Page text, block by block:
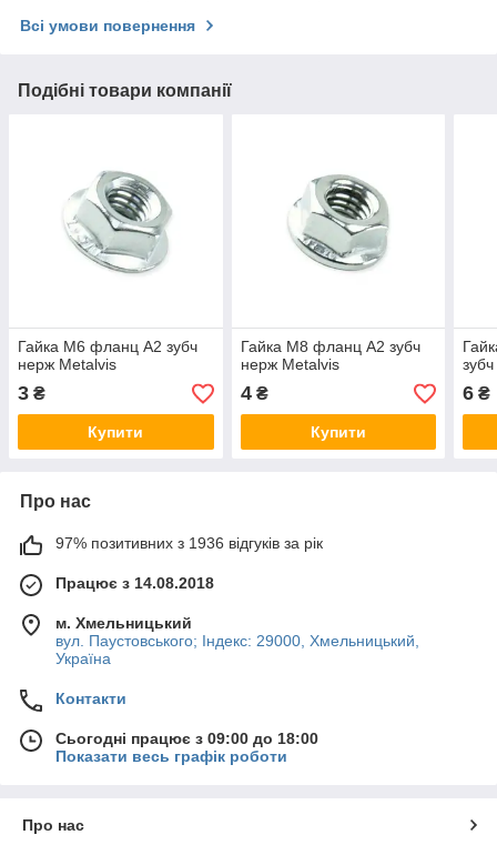
Всі умови повернення
Подібні товари компанії
Гайка М6 фланц А2 зубч
нерж Metalvis
3 ₴
Купити
Гайка М8 фланц А2 зубч
нерж Metalvis
4₴
Купити
6 ₴
Про нас
97% позитивних з 1936 відгуків за рік
Працює з 14.08.2018
м. Хмельницький
вул. Паустовського; Індекс: 29000, Хмельницький,
Україна
Контакти
Сьогодні працює з 09:00 до 18:00
Показати весь графік роботи
Про нас